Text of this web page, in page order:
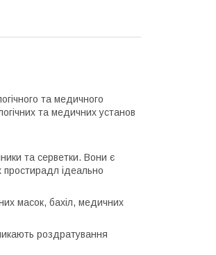
та медичного
та медичних установ
та серветки. Вони є
ідеально
масок, бахіл, медичних
роздратування